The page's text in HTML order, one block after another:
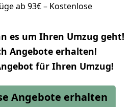
ab 93€ – Kostenlose
es um Ihren Umzug geht!
Angebote erhalten!
für Ihren Umzug!
Angebote erhalten